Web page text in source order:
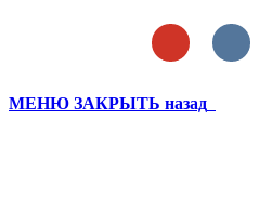
МЕНЮ ЗАКРЫТЬ назад